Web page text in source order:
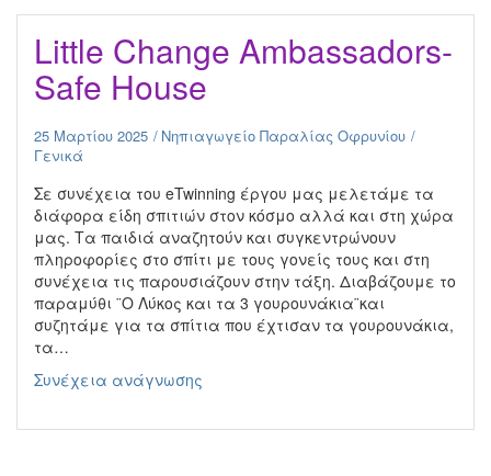
Little Change Ambassadors-
Safe House
25 Μαρτίου 2025
Νηπιαγωγείο Παραλίας Οφρυνίου
Γενικά
Σε συνέχεια του eTwinning έργου μας μελετάμε τα
διάφορα είδη σπιτιών στον κόσμο αλλά και στη χώρα
μας. Τα παιδιά αναζητούν και συγκεντρώνουν
πληροφορίες στο σπίτι με τους γονείς τους και στη
συνέχεια τις παρουσιάζουν στην τάξη. Διαβάζουμε το
παραμύθι ¨Ο Λύκος και τα 3 γουρουνάκια¨και
συζητάμε για τα σπίτια που έχτισαν τα γουρουνάκια,
τα…
Συνέχεια ανάγνωσης